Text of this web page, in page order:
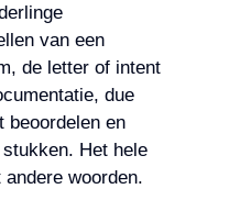
van een
de letter of intent
due
beoordelen en
Het hele
woorden.